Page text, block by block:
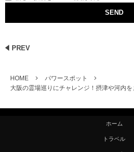
PREV
HOME
パワースポット
大阪の霊場巡りにチャレンジ！摂津や河内を
ホーム
トラベル